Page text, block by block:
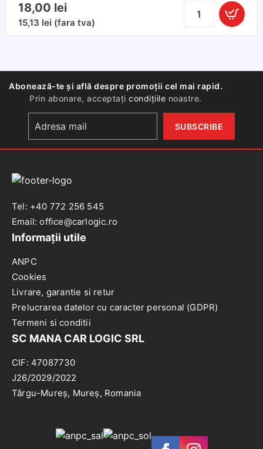
18,00 lei
15,13 lei (fara tva)
Cantitate
Vopsea
NOXARO
Abonează-te și află despre promoții cel mai rapid.
Prin abonare, acceptațicondițiile noastre.
Tel: +40 772 256 545
Email: office@carlogic.ro
Informații utile
ANPC
Cookies
Livrare, garantie si retur
Prelucrarea datelor cu caracter personal (GDPR)
Termeni si conditii
SC MANA CAR LOGIC SRL
CIF: 47087730
J26/2029/2022
Târgu-Mureș, Mureș, Romania